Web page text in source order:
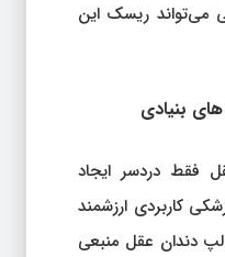
می‌تواند ریسک این
بنیادی
فقط دردسر ایجاد
کاربردی ارزشمند
دندان عقل منبعی